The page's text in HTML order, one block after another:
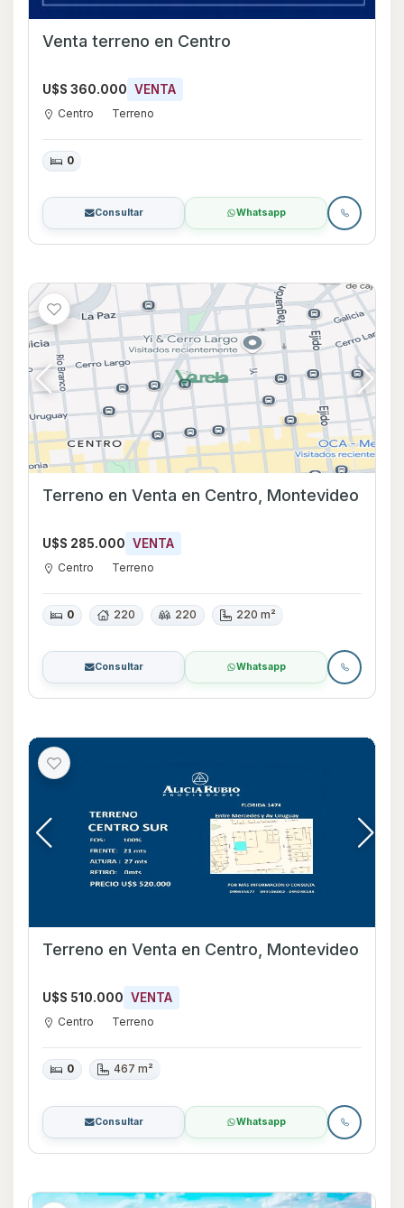
Venta terreno en Centro
U$S 360.000 VENTA
Centro Terreno
0
Consultar Whatsapp
Terreno en Venta en Centro, Montevideo
U$S 285.000 VENTA
Centro Terreno
0 220 220 220 m²
Consultar Whatsapp
Terreno en Venta en Centro, Montevideo
U$S 510.000 VENTA
Centro Terreno
0 467 m²
Consultar Whatsapp